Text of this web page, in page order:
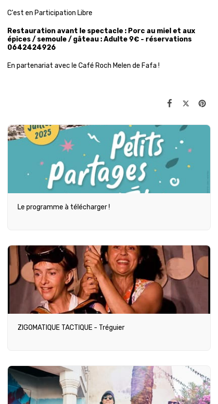
C'est en Participation Libre
Restauration avant le spectacle : Porc au miel et aux
épices / semoule / gâteau : Adulte 9€ - réservations
0642424926
En partenariat avec le Café Roch Melen de Fafa !
Le programme à télécharger !
ZIGOMATIQUE TACTIQUE - Tréguier